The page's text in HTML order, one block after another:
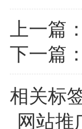
上一篇：
下一篇：
相关标
网站推